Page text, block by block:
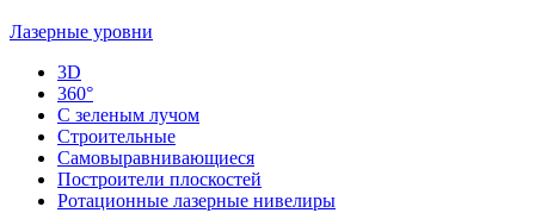
Лазерные уровни
3D
360°
С зеленым лучом
Строительные
Самовыравнивающиеся
Построители плоскостей
Ротационные лазерные нивелиры